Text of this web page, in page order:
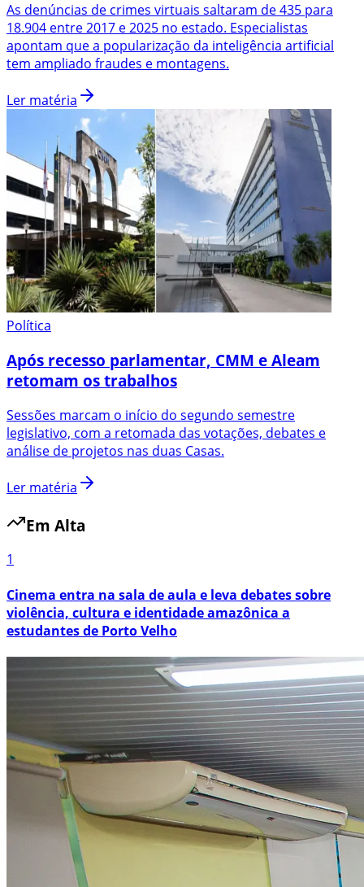
As denúncias de crimes virtuais saltaram de 435 para
18.904 entre 2017 e 2025 no estado. Especialistas
apontam que a popularização da inteligência artificial
tem ampliado fraudes e montagens.
Ler matéria
Política
Após recesso parlamentar, CMM e Aleam
retomam os trabalhos
Sessões marcam o início do segundo semestre
legislativo, com a retomada das votações, debates e
análise de projetos nas duas Casas.
Ler matéria
Em Alta
1
Cinema entra na sala de aula e leva debates sobre
violência, cultura e identidade amazônica a
estudantes de Porto Velho